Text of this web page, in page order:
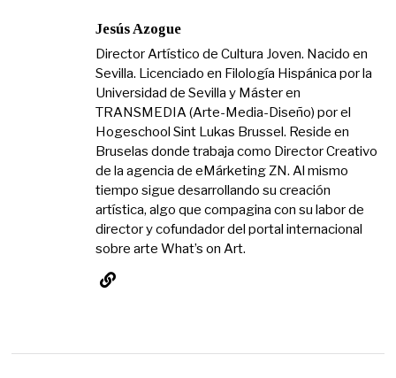
Jesús Azogue
Director Artístico de Cultura Joven. Nacido en
Sevilla. Licenciado en Filología Hispánica por la
Universidad de Sevilla y Máster en
TRANSMEDIA (Arte-Media-Diseño) por el
Hogeschool Sint Lukas Brussel. Reside en
Bruselas donde trabaja como Director Creativo
de la agencia de eMárketing ZN. Al mismo
tiempo sigue desarrollando su creación
artística, algo que compagina con su labor de
director y cofundador del portal internacional
sobre arte What’s on Art.